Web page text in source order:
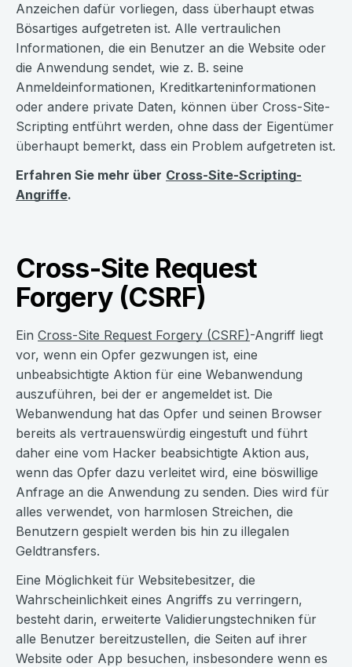
Anzeichen dafür vorliegen, dass überhaupt etwas
Bösartiges aufgetreten ist. Alle vertraulichen
Informationen, die ein Benutzer an die Website oder
die Anwendung sendet, wie z. B. seine
Anmeldeinformationen, Kreditkarteninformationen
oder andere private Daten, können über Cross-Site-
Scripting entführt werden, ohne dass der Eigentümer
überhaupt bemerkt, dass ein Problem aufgetreten ist.
Erfahren Sie mehr über Cross-Site-Scripting-
Angriffe.
Cross-Site Request
Forgery (CSRF)
Ein Cross-Site Request Forgery (CSRF)-Angriff liegt
vor, wenn ein Opfer gezwungen ist, eine
unbeabsichtigte Aktion für eine Webanwendung
auszuführen, bei der er angemeldet ist. Die
Webanwendung hat das Opfer und seinen Browser
bereits als vertrauenswürdig eingestuft und führt
daher eine vom Hacker beabsichtigte Aktion aus,
wenn das Opfer dazu verleitet wird, eine böswillige
Anfrage an die Anwendung zu senden. Dies wird für
alles verwendet, von harmlosen Streichen, die
Benutzern gespielt werden bis hin zu illegalen
Geldtransfers.
Eine Möglichkeit für Websitebesitzer, die
Wahrscheinlichkeit eines Angriffs zu verringern,
besteht darin, erweiterte Validierungstechniken für
alle Benutzer bereitzustellen, die Seiten auf ihrer
Website oder App besuchen, insbesondere wenn es